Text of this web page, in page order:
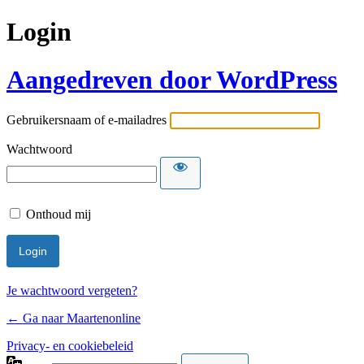
Login
Aangedreven door WordPress
Gebruikersnaam of e-mailadres
Wachtwoord
Onthoud mij
Je wachtwoord vergeten?
← Ga naar Maartenonline
Privacy- en cookiebeleid